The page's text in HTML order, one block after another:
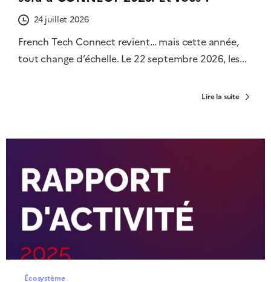
24 juillet 2026
French Tech Connect revient… mais cette année,
tout change d’échelle. Le 22 septembre 2026, les...
Lire la suite
Écosystème